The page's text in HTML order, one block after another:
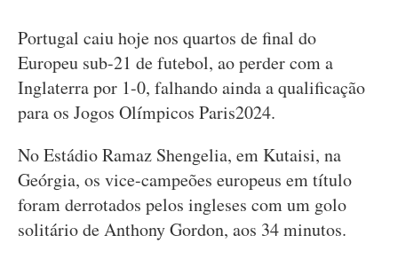
Portugal caiu hoje nos quartos de final do
Europeu sub-21 de futebol, ao perder com a
Inglaterra por 1-0, falhando ainda a qualificação
para os Jogos Olímpicos Paris2024.
No Estádio Ramaz Shengelia, em Kutaisi, na
Geórgia, os vice-campeões europeus em título
foram derrotados pelos ingleses com um golo
solitário de Anthony Gordon, aos 34 minutos.